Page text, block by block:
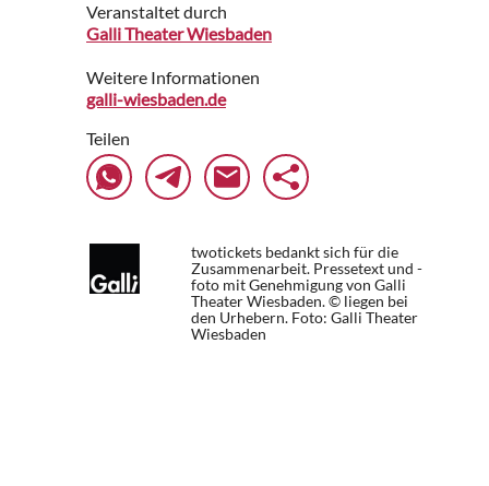
Veranstaltet durch
Galli Theater Wiesbaden
Weitere Informationen
galli-wiesbaden.de
Teilen
twotickets bedankt sich für die
Zusammenarbeit. Pressetext und -
foto mit Genehmigung von Galli
Theater Wiesbaden. © liegen bei
den Urhebern. Foto: Galli Theater
Wiesbaden